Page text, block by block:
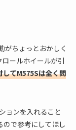
がちょっとおかしく
ールホイールが引
してM575Sは全く問
ョンを入れること
で参考にしてほし